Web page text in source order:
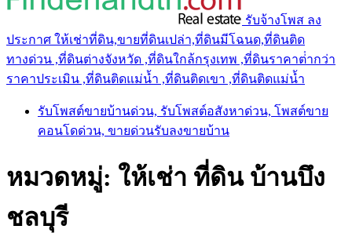
รับจ้างโพส ลง
ประกาศ ให้เช่าที่ดิน,ขายที่ดินเปล่า,ที่ดินมีโฉนด,ที่ดินติด
ทางด่วน ,ที่ดินต่างจังหวัด ,ที่ดินใกล้กรุงเทพ ,ที่ดินราคาต่ํากว่า
ราคาประเมิน ,ที่ดินติดแม่น้ำ ,ที่ดินติดเขา ,ที่ดินติดแม่น้ำ
รับโพสต์ขายบ้านด่วน, รับโพสต์อสังหาด่วน, โพสต์ขาย
คอนโดด่วน, ขายด่วนรับลงขายบ้าน
หมวดหมู่: ให้เช่า ที่ดิน บ้านบึง
ชลบุรี